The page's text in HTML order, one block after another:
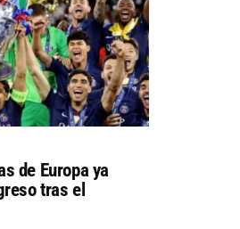
de Europa ya
tras el